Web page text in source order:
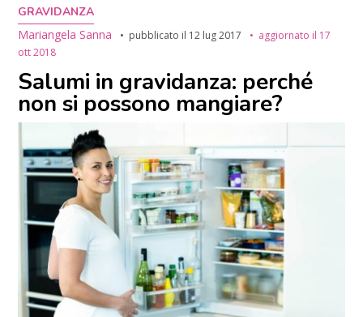
GRAVIDANZA
Mariangela Sanna
pubblicato il 12 lug 2017 aggiornato il 17
ott 2018
Salumi in gravidanza: perché
non si possono mangiare?